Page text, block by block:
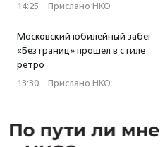
14:25 · Прислано НКО
Московский юбилейный забег
«Без границ» прошел в стиле
ретро
13:30 · Прислано НКО